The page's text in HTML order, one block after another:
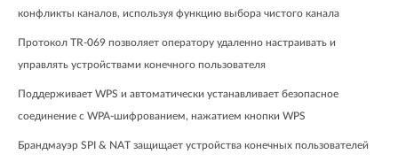
конфликты каналов, используя функцию выбора чистого канала
Протокол TR-069 позволяет оператору удаленно настраивать и
управлять устройствами конечного пользователя
Поддерживает WPS и автоматически устанавливает безопасное
соединение с WPA-шифрованием, нажатием кнопки WPS
Брандмауэр SPI & NAT защищает устройства конечных пользователей